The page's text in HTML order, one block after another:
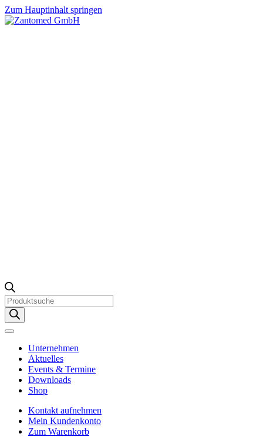
Zum Hauptinhalt springen
Products
search
Unternehmen
Aktuelles
Events & Termine
Downloads
Shop
Kontakt aufnehmen
Mein Kundenkonto
Zum Warenkorb